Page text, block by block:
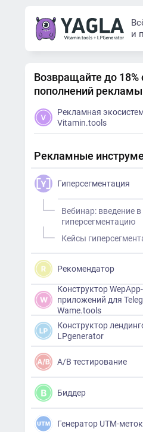
и
Возвращайте до 18%
пополнений рекламы
Рекламная
Vitamin.tools
Рекламные
Гиперсегментация
Вебинар: введение в
гиперсегментацию
Кейсы
Рекомендатор
Конструктор WepApp-
приложений для
Wame.tools
Конструктор
LPgenerator
A/B тестирование
Биддер
Генератор UTM-меток